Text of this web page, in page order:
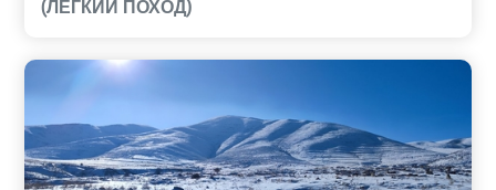
(ЛЕГКИЙ ПОХОД)